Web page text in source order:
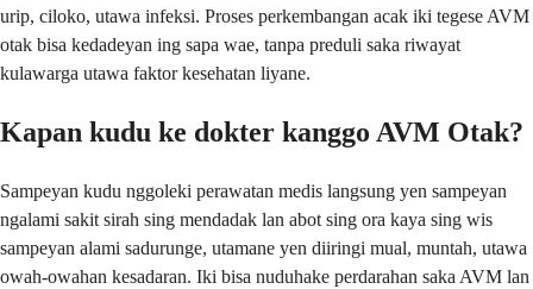
urip, ciloko, utawa infeksi. Proses perkembangan acak iki tegese AVM
otak bisa kedadeyan ing sapa wae, tanpa preduli saka riwayat
kulawarga utawa faktor kesehatan liyane.
Kapan kudu ke dokter kanggo AVM Otak?
Sampeyan kudu nggoleki perawatan medis langsung yen sampeyan
ngalami sakit sirah sing mendadak lan abot sing ora kaya sing wis
sampeyan alami sadurunge, utamane yen diiringi mual, muntah, utawa
owah-owahan kesadaran. Iki bisa nuduhake perdarahan saka AVM lan